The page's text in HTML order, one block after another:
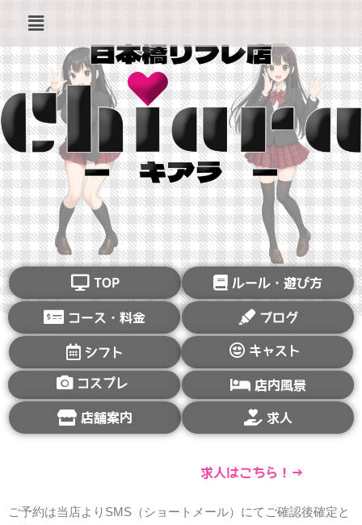
TOP ルール・遊び方
コース・料金 ブログ
シフト キャスト
コスプレ 店内風景
店舗案内 求人
求人はこちら！→
ご予約は当店よりSMS（ショートメール）にてご確認後確定と